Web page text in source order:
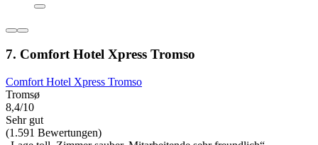
7. Comfort Hotel Xpress Tromso
Comfort Hotel Xpress Tromso
Tromsø
8,4/10
Sehr gut
(1.591 Bewertungen)